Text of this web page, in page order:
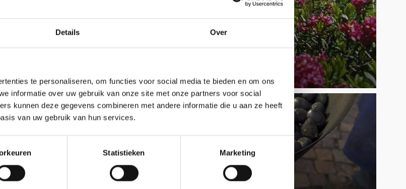
Details Over
te personaliseren, om functies voor social media te bieden en om ons
informatie over uw gebruik van onze site met onze partners voor social
kunnen deze gegevens combineren met andere informatie die u aan ze heeft
van uw gebruik van hun services.
Statistieken Marketing
TÖRGGELE-TIJD